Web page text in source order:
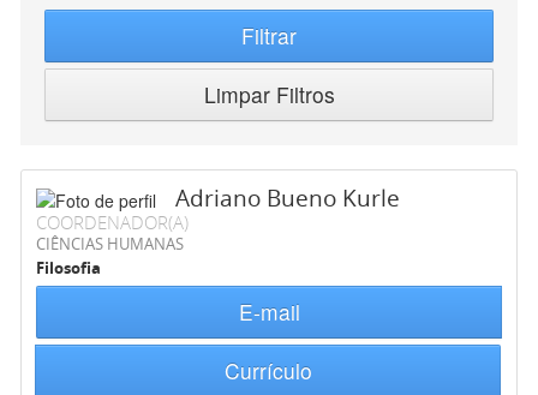
Filtrar
Limpar Filtros
Adriano Bueno Kurle
COORDENADOR(A)
CIÊNCIAS HUMANAS
Filosofia
E-mail
Currículo